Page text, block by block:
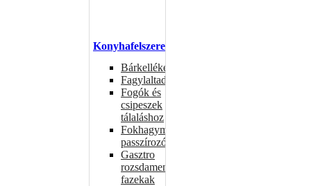
Konyhafelszerelés
Bárkellékek
Fagylaltadagolók
Fogók és
csipeszek
tálaláshoz
Fokhagymaprések,
passzírozók
Gasztro
rozsdamentes
fazekak